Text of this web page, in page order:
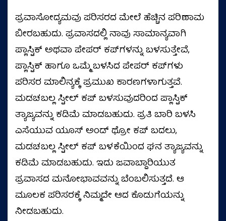
ಪ್ರವಾಸೋದ್ಯಮವು ಪರಿಸರದ ಮೇಲೆ ಹೆಚ್ಚಿನ ಪರಿಣಾಮ
ಬೀರಬಹುದು. ಪ್ರವಾಸದಲ್ಲಿ ನಾವು ಸಾಮಾನ್ಯವಾಗಿ
ಪ್ಲಾಸ್ಟಿಕ್ ಅಥವಾ ಪೇಪರ್ ಕಪ್‌ಗಳನ್ನು ಬಳಸುತ್ತೇವೆ,
ಪ್ಲಾಸ್ಟಿಕ್ ಹಾಗೂ ಒಮ್ಮೆ ಬಳಸಿದ ಪೇಪರ್ ಕಪ್‌ಗಳು
ಪರಿಸರ ಮಾಲಿನ್ಯಕ್ಕೆ ಪ್ರಮುಖ ಕಾರಣಗಳಾಗುತ್ತವೆ.
ಮಡಚಬಲ್ಲ ಸ್ಟೀಲ್ ಕಪ್ ಬಳಸುವುದರಿಂದ ಪ್ಲಾಸ್ಟಿಕ್
ತ್ಯಾಜ್ಯವನ್ನು ಕಡಿಮೆ ಮಾಡಬಹುದು. ಪ್ರತಿ ಬಾರಿ ಬಳಸಿ
ಎಸೆಯುವ ಯೂಸ್ ಅಂಡ್ ಥ್ರೋ ಕಪ್ ಬದಲು,
ಮಡಚಬಲ್ಲ ಸ್ಟೀಲ್ ಕಪ್ ಬಳಕೆಯಿಂದ ಘನ ತ್ಯಾಜ್ಯವನ್ನು
ಕಡಿಮೆ ಮಾಡಬಹುದು. ಇದು ಜವಾಬ್ದಾರಿಯುತ
ಪ್ರವಾಸದ ಮನೋಭಾವವನ್ನು ಬೆಂಬಲಿಸುತ್ತದೆ. ಆ
ಮೂಲಕ ಪರಿಸರಕ್ಕೆ ನಿಮ್ಮದೇ ಆದ ಕೊಡುಗೆಯನ್ನು
ನೀಡಬಹುದು.